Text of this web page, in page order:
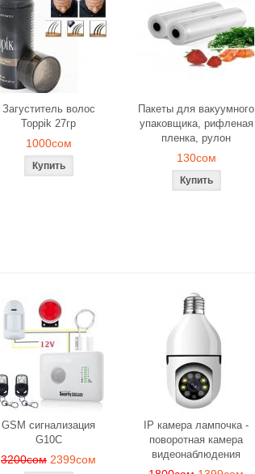
Загуститель волос
Toppik 27гр
1000сом
Пакеты для вакуумного
упаковщика, рифленая
пленка, рулон
130сом
GSM сигнализация
G10C
3200сом 2399сом
IP камера лампочка -
поворотная камера
видеонаблюдения